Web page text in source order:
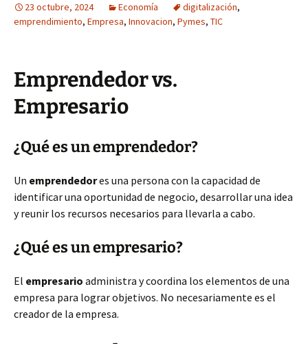
23 octubre, 2024 Economía digitalización,
emprendimiento, Empresa, Innovacion, Pymes, TIC
Emprendedor vs.
Empresario
¿Qué es un emprendedor?
Un emprendedores una persona con la capacidad de
identificar una oportunidad de negocio, desarrollar una idea
y reunir los recursos necesarios para llevarla a cabo.
¿Qué es un empresario?
El empresario administra y coordina los elementos de una
empresa para lograr objetivos. No necesariamente es el
creador de la empresa.